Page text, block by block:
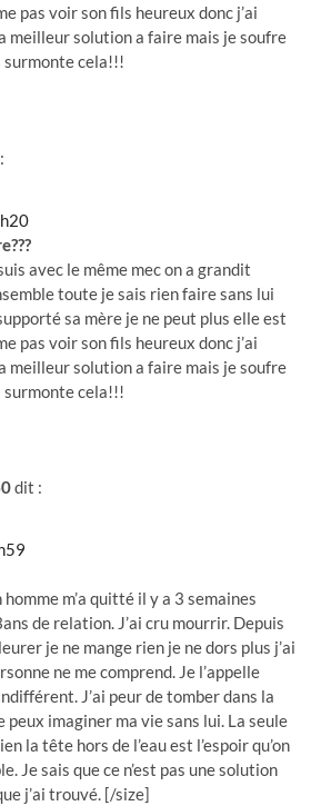
pas voir son fils heureux donc j’ai
meilleur solution a faire mais je soufre
surmonte cela!!!
avec le même mec on a grandit
toute je sais rien faire sans lui
sa mère je ne peut plus elle est
pas voir son fils heureux donc j’ai
meilleur solution a faire mais je soufre
surmonte cela!!!
dit :
m’a quitté il y a 3 semaines
de relation. J’ai cru mourrir. Depuis
je ne mange rien je ne dors plus j’ai
ne me comprend. Je l’appelle
J’ai peur de tomber dans la
peux imaginer ma vie sans lui. La seule
la tête hors de l’eau est l’espoir qu’on
Je sais que ce n’est pas une solution
j’ai trouvé. [/size]